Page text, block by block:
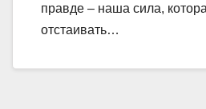
правде – наша сила,
отстаивать…